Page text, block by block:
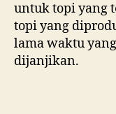
untuk topi yang
topi yang
lama waktu
dijanjikan.